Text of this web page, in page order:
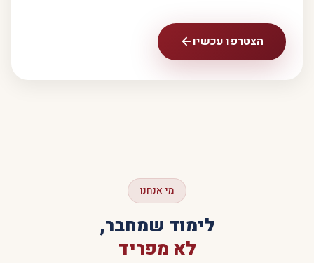
הצטרפו עכשיו
מי אנחנו
לימוד שמחבר,
לא מפריד